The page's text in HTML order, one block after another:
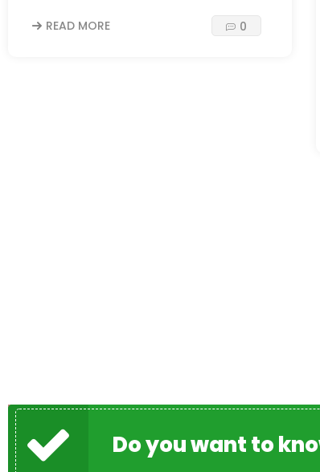
READ MORE 0
Do you want to